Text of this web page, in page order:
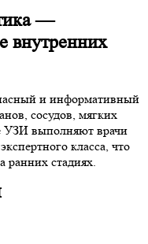
—
внутренних
и информативный
сосудов, мягких
УЗИ выполняют врачи
класса, что
ранних стадиях.